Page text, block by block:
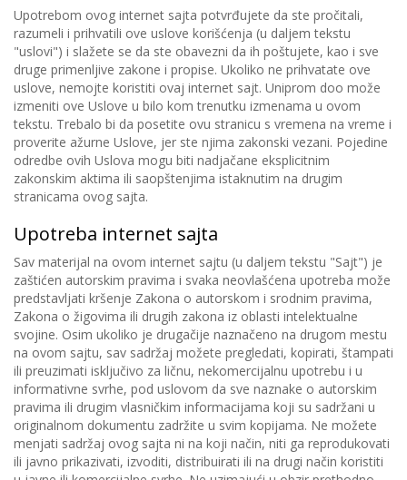
Upotrebom ovog internet sajta potvrđujete da ste pročitali,
razumeli i prihvatili ove uslove korišćenja (u daljem tekstu
"uslovi") i slažete se da ste obavezni da ih poštujete, kao i sve
druge primenljive zakone i propise. Ukoliko ne prihvatate ove
uslove, nemojte koristiti ovaj internet sajt. Uniprom doo može
izmeniti ove Uslove u bilo kom trenutku izmenama u ovom
tekstu. Trebalo bi da posetite ovu stranicu s vremena na vreme i
proverite ažurne Uslove, jer ste njima zakonski vezani. Pojedine
odredbe ovih Uslova mogu biti nadjačane eksplicitnim
zakonskim aktima ili saopštenjima istaknutim na drugim
stranicama ovog sajta.
Upotreba internet sajta
Sav materijal na ovom internet sajtu (u daljem tekstu "Sajt") je
zaštićen autorskim pravima i svaka neovlašćena upotreba može
predstavljati kršenje Zakona o autorskom i srodnim pravima,
Zakona o žigovima ili drugih zakona iz oblasti intelektualne
svojine. Osim ukoliko je drugačije naznačeno na drugom mestu
na ovom sajtu, sav sadržaj možete pregledati, kopirati, štampati
ili preuzimati isključivo za ličnu, nekomercijalnu upotrebu i u
informativne svrhe, pod uslovom da sve naznake o autorskim
pravima ili drugim vlasničkim informacijama koji su sadržani u
originalnom dokumentu zadržite u svim kopijama. Ne možete
menjati sadržaj ovog sajta ni na koji način, niti ga reprodukovati
ili javno prikazivati, izvoditi, distribuirati ili na drugi način koristiti